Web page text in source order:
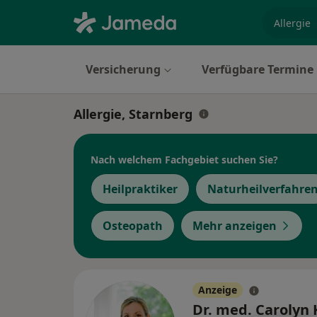
Versicherung Verfügbare Termine
Allergie, Starnberg
Nach welchem Fachgebiet suchen Sie?
Heilpraktiker Naturheilverfahren
Osteopath Mehr anzeigen
Anzeige
Dr. med. Carolyn